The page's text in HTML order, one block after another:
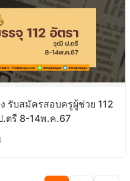
รับสมัครสอบครูผู้ช่วย 112
ตรี 8-14พ.ค.67